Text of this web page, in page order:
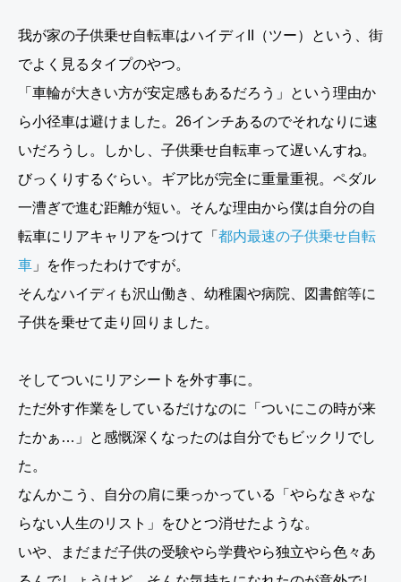
我が家の子供乗せ自転車はハイディII（ツー）という、街
でよく見るタイプのやつ。
「車輪が大きい方が安定感もあるだろう」という理由か
ら小径車は避けました。26インチあるのでそれなりに速
いだろうし。しかし、子供乗せ自転車って遅いんすね。
びっくりするぐらい。ギア比が完全に重量重視。ペダル
一漕ぎで進む距離が短い。そんな理由から僕は自分の自
転車にリアキャリアをつけて「 都内最速の子供乗せ自転
車 」を作ったわけですが。
そんなハイディも沢山働き、幼稚園や病院、図書館等に
子供を乗せて走り回りました。
そしてついにリアシートを外す事に。
ただ外す作業をしているだけなのに「ついにこの時が来
たかぁ…」と感慨深くなったのは自分でもビックリでし
た。
なんかこう、自分の肩に乗っかっている「やらなきゃな
らない人生のリスト」をひとつ消せたような。
いや、まだまだ子供の受験やら学費やら独立やら色々あ